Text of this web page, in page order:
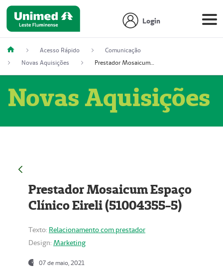
Login
Acesso Rápido
Comunicação
Novas Aquisições
Prestador Mosaicum Espaço Clínico Eireli (51004355-5)
Novas Aquisições
Prestador Mosaicum Espaço
Clínico Eireli (51004355-5)
Texto: Relacionamento com prestador
Design: Marketing
07 de maio, 2021